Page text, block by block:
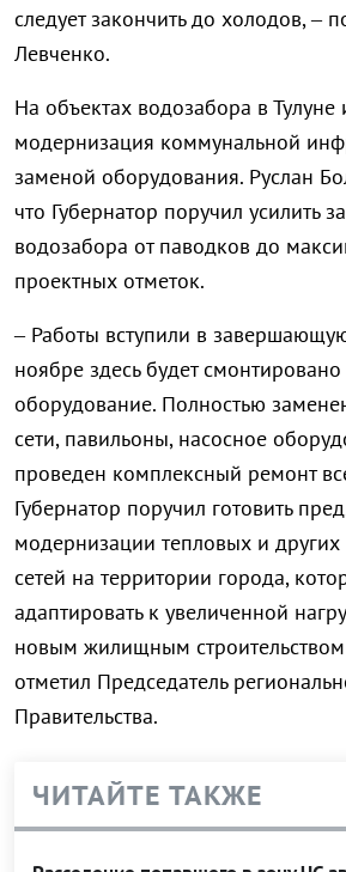
следует закончить до холодов, –
Левченко.
На объектах водозабора в Тулуне
модернизация коммунальной
заменой оборудования. Руслан
что Губернатор поручил усилить
водозабора от паводков до
проектных отметок.
– Работы вступили в
ноябре здесь будет
оборудование. Полностью
сети, павильоны, насосное
проведен комплексный ремонт
Губернатор поручил готовить
модернизации тепловых и
сетей на территории города,
адаптировать к увеличенной
новым жилищным строительством
отметил Председатель
Правительства.
ЧИТАЙТЕ ТАКЖЕ